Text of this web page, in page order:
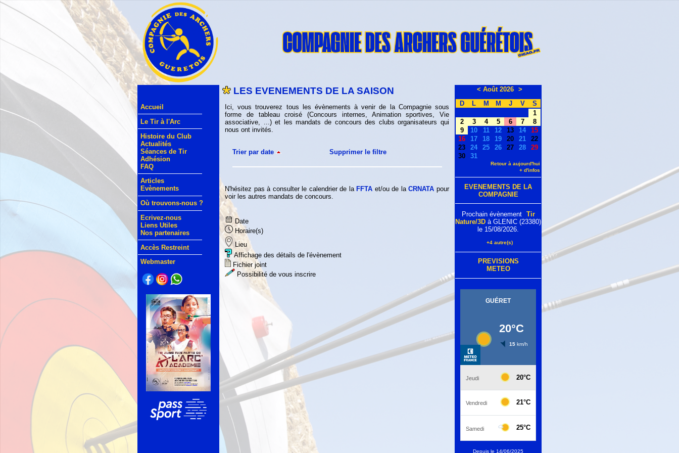
Accueil
Le Tir à l'Arc
Histoire du Club
Actualités
Séances de Tir
Adhésion
FAQ
Articles
Evènements
Où trouvons-nous ?
Ecrivez-nous
Liens Utiles
Nos partenaires
Accès Restreint
Webmaster
LES EVENEMENTS DE LA SAISON
Ici, vous trouverez tous les évènements à venir de la Compagnie sous
forme de tableau croisé (Concours internes, Animation sportives, Vie
associative, ...) et les mandats de concours des clubs organisateurs qui
nous ont invités.
Trier par date Supprimer le filtre
N'hésitez pas à consulter le calendrier de la FFTA et/ou de laCRNATA pour
voir les autres mandats de concours.
Date
Horaire(s)
Lieu
Affichage des détails de l'évènement
Fichier joint
Possibilité de vous inscrire
< Août 2026 >
D
L M M J V
S
1
2
3 4 5 6 7
8
9
10 11 12 13 14
15
16
17 18 19 20 21
22
23
24 25 26 27 28
29
30
31
Retour à aujourd'hui
+ d'infos
EVENEMENTS DE LA
COMPAGNIE
Prochain évènement Tir
Nature/3D à GLENIC (23380)
le 15/08/2026.
+4 autre(s)
PREVISIONS
METEO
Depuis le 14/06/2025